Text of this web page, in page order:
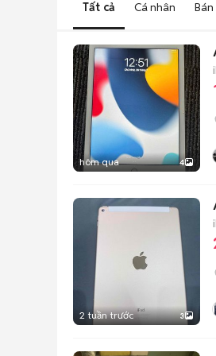
Tất cả Cá nhân
hôm qua 4
2 tuần trước 3